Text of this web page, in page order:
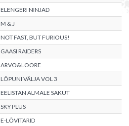
ELENGERI NINJAD
M & J
NOT FAST, BUT FURIOUS!
GAASI RAIDERS
ARVO&LOORE
LÕPUNI VÄLJA VOL 3
EELISTAN ALMALE SAKUT
SKY PLUS
E-LÕVITARID